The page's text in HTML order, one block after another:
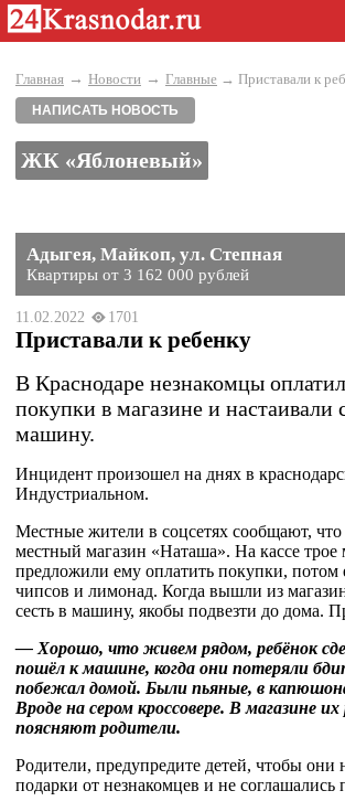
Главная → Новости → Главные → Приставали к
НАПИСАТЬ НОВОСТЬ
ЖК «Яблоневый»
Адыгея, Майкоп, ул. Степная
Квартиры от 3 162 000 рублей
11.02.2022 1701
Приставали к ребенку
В Краснодаре незнакомцы
покупки в магазине и настаивали
машину.
Инцидент произошел на днях в
Индустриальном.
Местные жители в соцсетях сообщают,
местный магазин «Наташа». На кассе
предложили ему оплатить покупки, потом
чипсов и лимонад. Когда вышли из
сесть в машину, якобы подвезти до дома.
— Хорошо, что живем рядом, ребёнок
пошёл к машине, когда они потеряли
побежал домой. Были пьяные, в
Вроде на сером кроссовере. В магазине
поясняют родители.
Родители, предупредите детей, чтобы они
подарки от незнакомцев и не